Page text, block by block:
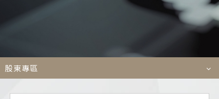
股東專區
關於汎
Languages